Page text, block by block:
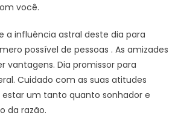
você.
a influência astral deste dia para
possível de pessoas . As amizades
vantagens. Dia promissor para
Cuidado com as suas atitudes
um tanto quanto sonhador e
da razão.